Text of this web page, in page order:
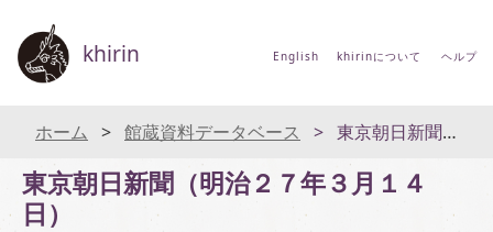
khirin English khirinについて ヘルプ
ホーム 館蔵資料データベース 東京朝日新聞（明治２７年３月１４日）
東京朝日新聞（明治２７年３月１４
日）